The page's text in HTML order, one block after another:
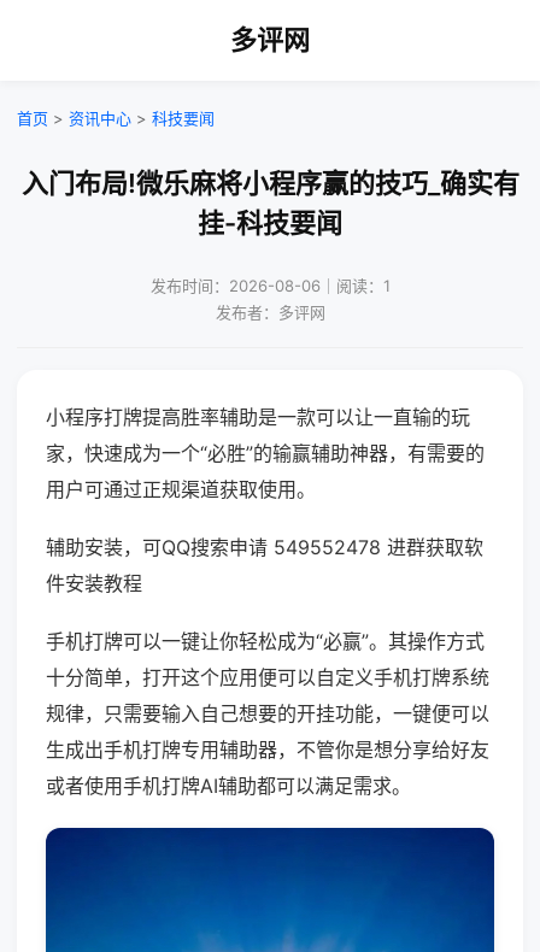
多评网
首页 > 资讯中心 > 科技要闻
入门布局!微乐麻将小程序赢的技巧_确实有
挂-科技要闻
发布时间：2026-08-06｜阅读：1
发布者：多评网
小程序打牌提高胜率辅助是一款可以让一直输的玩
家，快速成为一个“必胜”的输赢辅助神器，有需要的
用户可通过正规渠道获取使用。
辅助安装，可QQ搜索申请 549552478 进群获取软
件安装教程
手机打牌可以一键让你轻松成为“必赢”。其操作方式
十分简单，打开这个应用便可以自定义手机打牌系统
规律，只需要输入自己想要的开挂功能，一键便可以
生成出手机打牌专用辅助器，不管你是想分享给好友
或者使用手机打牌AI辅助都可以满足需求。